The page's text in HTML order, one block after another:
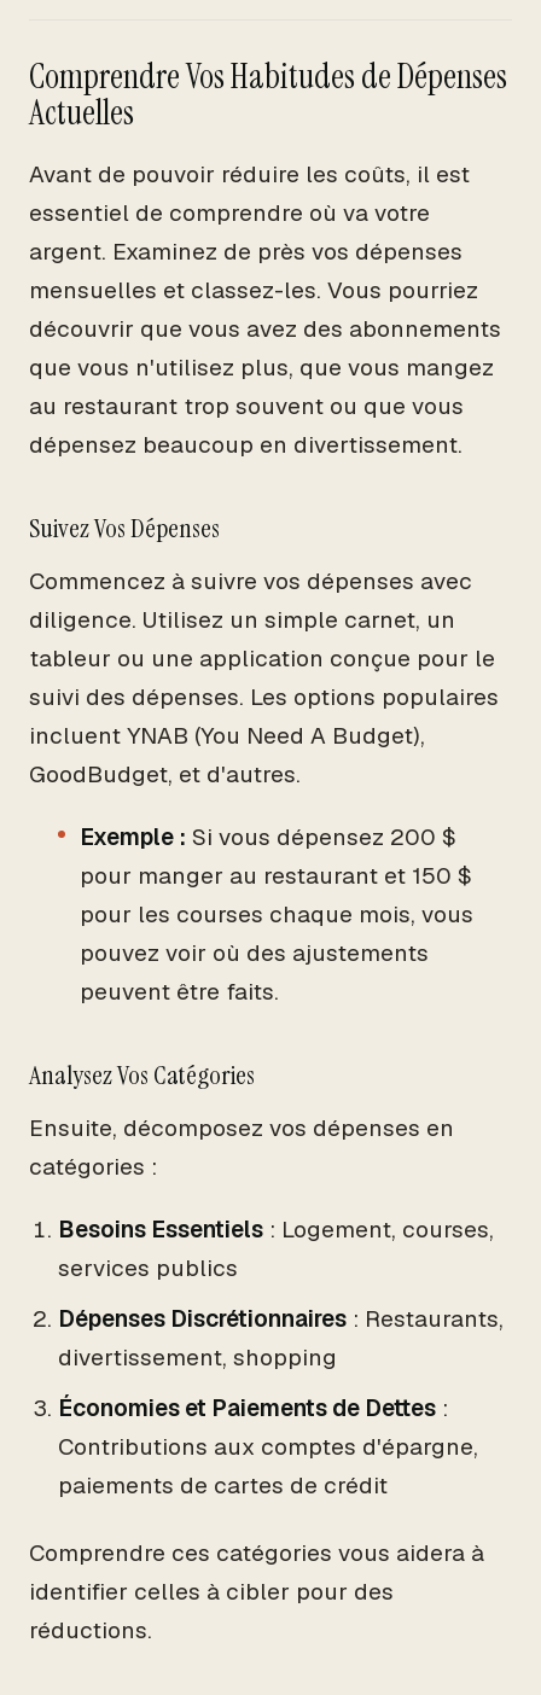
Comprendre Vos Habitudes de Dépenses
Actuelles
Avant de pouvoir réduire les coûts, il est
essentiel de comprendre où va votre
argent. Examinez de près vos dépenses
mensuelles et classez-les. Vous pourriez
découvrir que vous avez des abonnements
que vous n'utilisez plus, que vous mangez
au restaurant trop souvent ou que vous
dépensez beaucoup en divertissement.
Suivez Vos Dépenses
Commencez à suivre vos dépenses avec
diligence. Utilisez un simple carnet, un
tableur ou une application conçue pour le
suivi des dépenses. Les options populaires
incluent YNAB (You Need A Budget),
GoodBudget, et d'autres.
Exemple : Si vous dépensez 200 $
pour manger au restaurant et 150 $
pour les courses chaque mois, vous
pouvez voir où des ajustements
peuvent être faits.
Analysez Vos Catégories
Ensuite, décomposez vos dépenses en
catégories :
Besoins Essentiels : Logement, courses,
services publics
Dépenses Discrétionnaires : Restaurants,
divertissement, shopping
Économies et Paiements de Dettes :
Contributions aux comptes d'épargne,
paiements de cartes de crédit
Comprendre ces catégories vous aidera à
identifier celles à cibler pour des
réductions.